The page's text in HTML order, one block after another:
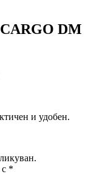
DM
и удобен.
*